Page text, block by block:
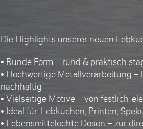
Die Highlights unserer neuen
• Runde Form – rund & praktisch
• Hochwertige Metallverarbeitung –
nachhaltig
• Vielseitige Motive – von festlich-
• Ideal für: Lebkuchen, Printen,
• Lebensmittelechte Dosen – zur